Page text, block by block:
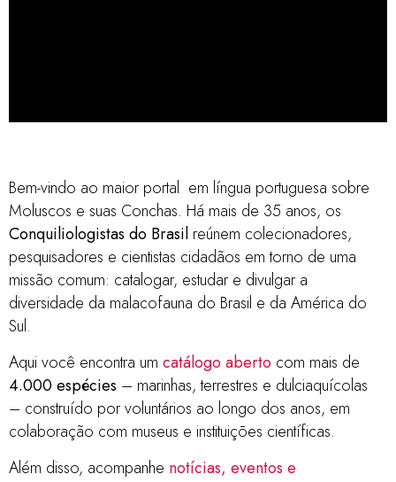
Conchas do Brasil
mais de 3.000 espécies - marinhas,
terrestres e de água doce - nativas
e invasoras
Bem-vindo ao maior portal em língua portuguesa sobre
Moluscos e suas Conchas. Há mais de 35 anos, os
Conquiliologistas do Brasil reúnem colecionadores,
pesquisadores e cientistas cidadãos em torno de uma
missão comum: catalogar, estudar e divulgar a
diversidade da malacofauna do Brasil e da América do
Sul.
Aqui você encontra um catálogo aberto com mais de
4.000 espécies – marinhas, terrestres e dulciaquícolas
– construído por voluntários ao longo dos anos, em
colaboração com museus e instituições científicas.
Além disso, acompanhe notícias, eventos e